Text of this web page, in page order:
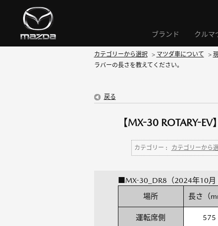
ブランド クルマ
カテゴリーから選択 > マツダ車について >
ラバーの長さを教えてください。
戻る
【MX-30 ROTARY-
カテゴリー : カテゴリーから
■MX-30_DR8（2024年10月
場所
長さ（
運転席側 575